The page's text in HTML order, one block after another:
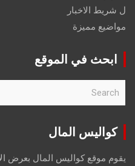
ل شريط الاخبار
مواضيع مميزة
ابحث في الموقع
r
كواليس المال
يقوم موقع كواليس المال بعرض